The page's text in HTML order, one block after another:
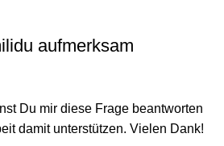
aufmerksam
Du mir diese Frage beantworten
damit unterstützen. Vielen Dank!